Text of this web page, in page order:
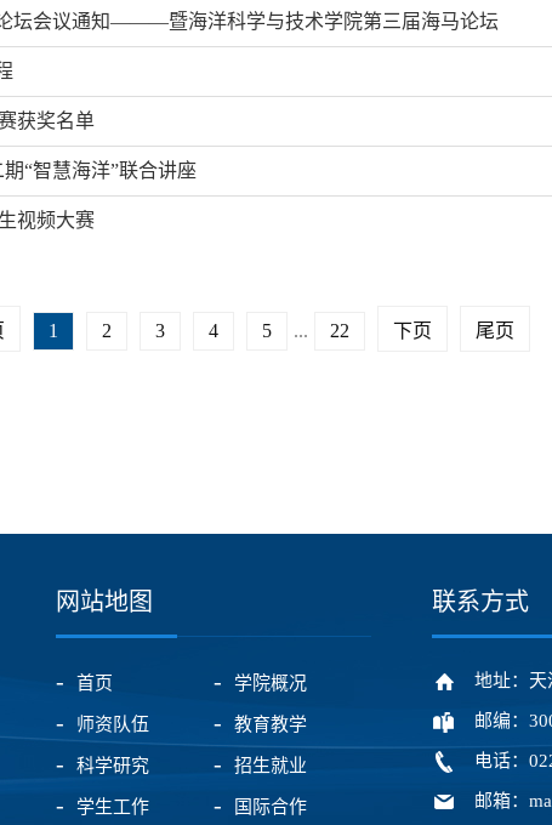
坛会议通知———暨海洋科学与技术学院第三届海马论坛
获奖名单
“智慧海洋”联合讲座
视频大赛
1 2 3 4 5 ... 22 下页 尾页
联系方式
地址：天
邮编：
电话：
邮箱：
网站地图
首页 学院概况
师资队伍 教育教学
科学研究 招生就业
学生工作 国际合作